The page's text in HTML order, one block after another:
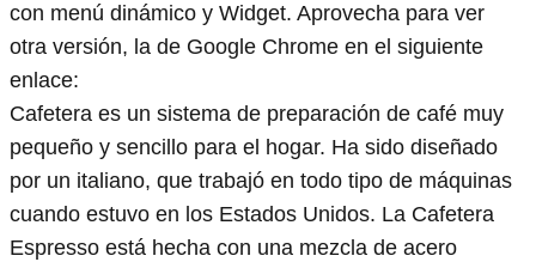
con menú dinámico y Widget. Aprovecha para ver
otra versión, la de Google Chrome en el siguiente
enlace:
Cafetera es un sistema de preparación de café muy
pequeño y sencillo para el hogar. Ha sido diseñado
por un italiano, que trabajó en todo tipo de máquinas
cuando estuvo en los Estados Unidos. La Cafetera
Espresso está hecha con una mezcla de acero